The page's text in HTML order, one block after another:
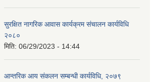
सुरक्षित नागरिक आवास कार्यक्रम संचालन कार्यविधि
२०८०
मिति: 06/29/2023 - 14:44
आन्तरिक आय संकलन सम्बन्धी कार्यविधि, २०७९